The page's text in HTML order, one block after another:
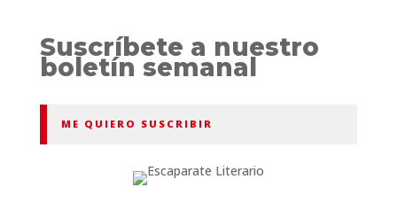
Suscríbete a nuestro
boletín semanal
ME QUIERO SUSCRIBIR